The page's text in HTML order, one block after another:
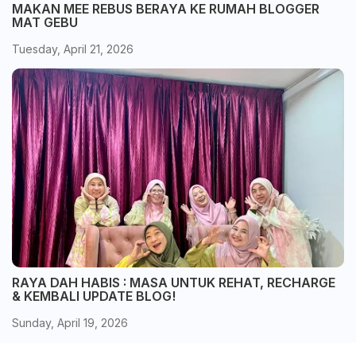
MAKAN MEE REBUS BERAYA KE RUMAH BLOGGER
MAT GEBU
Tuesday, April 21, 2026
RAYA DAH HABIS : MASA UNTUK REHAT, RECHARGE
& KEMBALI UPDATE BLOG!
Sunday, April 19, 2026